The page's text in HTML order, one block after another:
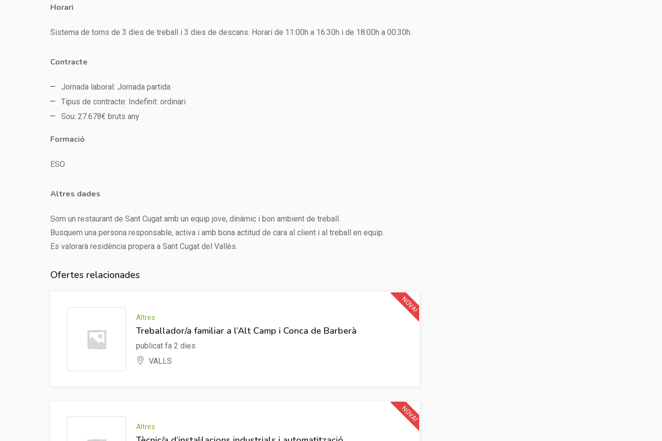
Horari
Sistema de torns de 3 dies de treball i 3 dies de descans. Horari de 11:00h a 16:30h i de 18:00h a 00:30h.
Contracte
Jornada laboral: Jornada partida
Tipus de contracte: Indefinit: ordinari
Sou: 27.678€ bruts any
Formació
ESO
Altres dades
Som un restaurant de Sant Cugat amb un equip jove, dinàmic i bon ambient de treball.
Busquem una persona responsable, activa i amb bona actitud de cara al client i al treball en equip.
Es valorarà residència propera a Sant Cugat del Vallès.
Ofertes relacionades
Altres
Treballador/a familiar a l’Alt Camp i Conca de Barberà
publicat fa 2 dies
VALLS
NOVA!
Altres
NOVA!